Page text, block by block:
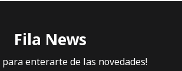
Fila News
para enterarte de las novedades!